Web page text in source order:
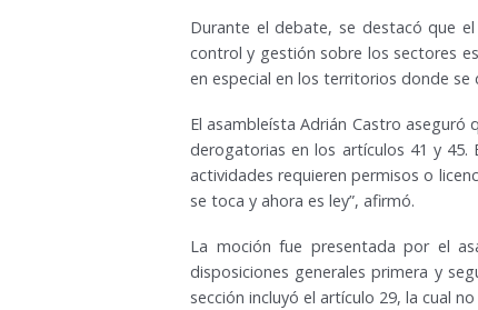
Durante el debate, se destacó que
control y gestión sobre los sectores
en especial en los territorios donde
El asambleísta Adrián Castro
derogatorias en los artículos 41 y
actividades requieren permisos o
se toca y ahora es ley”, afirmó.
La moción fue presentada por el
disposiciones generales primera y
sección incluyó el artículo 29, la cual